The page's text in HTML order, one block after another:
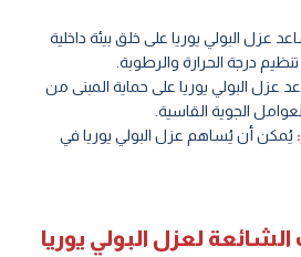
عزل البولي يوريا على خلق بيئة داخلية
درجة الحرارة والرطوبة.
عزل البولي يوريا على حماية المبنى من
يُمكن أن يُساهم عزل البولي يوريا في
لعزل البولي يوريا